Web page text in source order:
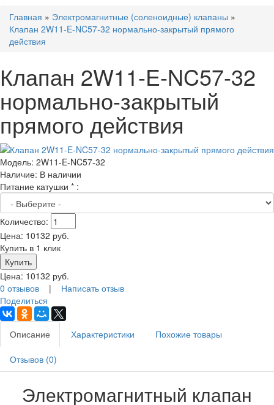
Главная » Электромагнитные (соленоидные) клапаны »
Клапан 2W11-E-NC57-32 нормально-закрытый прямого
действия
Клапан 2W11-E-NC57-32
нормально-закрытый
прямого действия
Модель: 2W11-E-NC57-32
Наличие: В наличии
Питание катушки * :
Количество:
Цена: 10132 руб.
Купить в 1 клик
Цена: 10132 руб.
0 отзывов | Написать отзыв
Поделиться
Описание Характеристики Похожие товары
Отзывов (0)
Электромагнитный клапан